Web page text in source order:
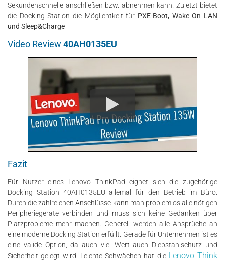
Sekundenschnelle anschließen bzw. abnehmen kann. Zuletzt bietet
die Docking Station die Möglichtkeit für PXE-Boot, Wake On LAN
und Sleep&Charge
Video Review 40AH0135EU
Fazit
Für Nutzer eines Lenovo ThinkPad eignet sich die zugehörige
Docking Station 40AH0135EU allemal für den Betrieb im Büro.
Durch die zahlreichen Anschlüsse kann man problemlos alle nötigen
Peripheriegeräte verbinden und muss sich keine Gedanken über
Platzprobleme mehr machen. Generell werden alle Ansprüche an
eine moderne Docking Station erfüllt. Gerade für Unternehmen ist es
eine valide Option, da auch viel Wert auch Diebstahlschutz und
Sicherheit gelegt wird. Leichte Schwächen hat die Lenovo Think